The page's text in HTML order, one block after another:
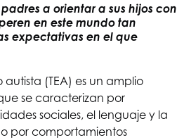
a orientar a sus hijos con
en este mundo tan
expectativas en el que
autista (TEA) es un amplio
se caracterizan por
sociales, el lenguaje y la
por comportamientos